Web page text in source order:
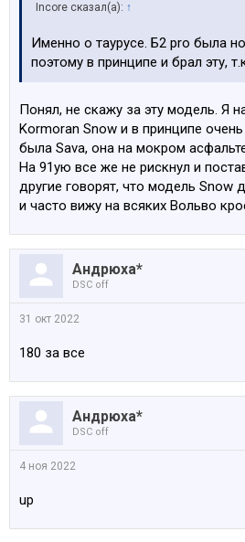
Incore сказал(а): ↑
Именно о таурусе. Б2 pro была
поэтому в принципе и брал эту,
Понял, не скажу за эту модель. Я
Kormoran Snow и в принципе
была Sava, она на мокром
На 91ую все же не рискнул и
другие говорят, что модель Snow
и часто вижу на всяких Вольво
Андрюха*
DSC off
31 окт 2022
180 за все
Андрюха*
DSC off
4 ноя 2022
up